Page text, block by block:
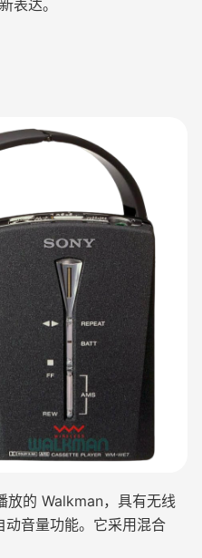
表达。
放的 Walkman，具有无线
音量功能。它采用混合